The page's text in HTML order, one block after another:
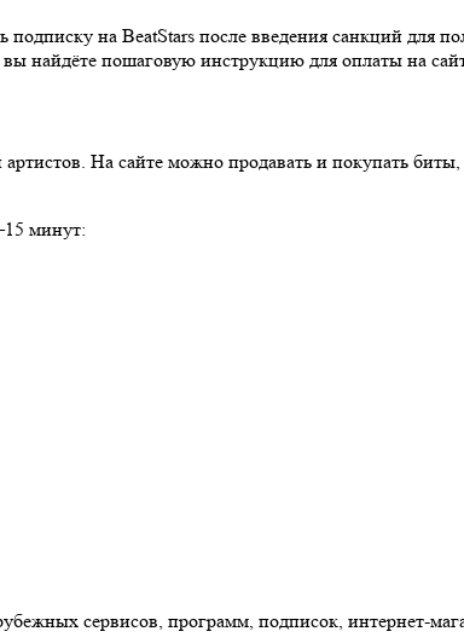
подписку на BeatStars после введения санкций для
найдёте пошаговую инструкцию для оплаты на
На сайте можно продавать и покупать
минут:
сервисов, программ, подписок, интернет-